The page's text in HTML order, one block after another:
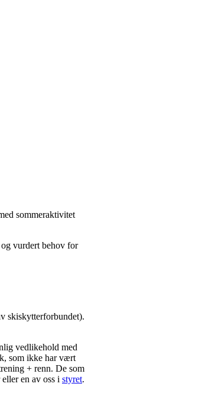
sommeraktivitet
vurdert behov for
skiskytterforbundet).
vedlikehold med
som ikke har vært
+ renn. De som
en av oss i styret.